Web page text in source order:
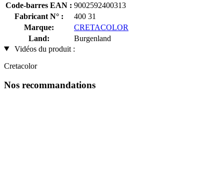
Code-barres EAN : 9002592400313
Fabricant N° :
400 31
Marque:
CRETACOLOR
Land:
Burgenland
Vidéos du produit :
Cretacolor
Nos recommandations